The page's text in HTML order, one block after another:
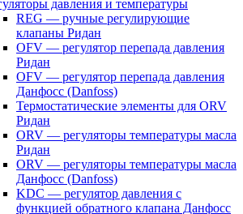
давления и температуры
REG — ручные регулирующие
клапаны Ридан
OFV — регулятор перепада давления
Ридан
OFV — регулятор перепада давления
Данфосс (Danfoss)
Термостатические элементы для ORV
Ридан
ORV — регуляторы температуры масла
Ридан
ORV — регуляторы температуры масла
Данфосс (Danfoss)
KDC — регулятор давления с
функцией обратного клапана Данфосс